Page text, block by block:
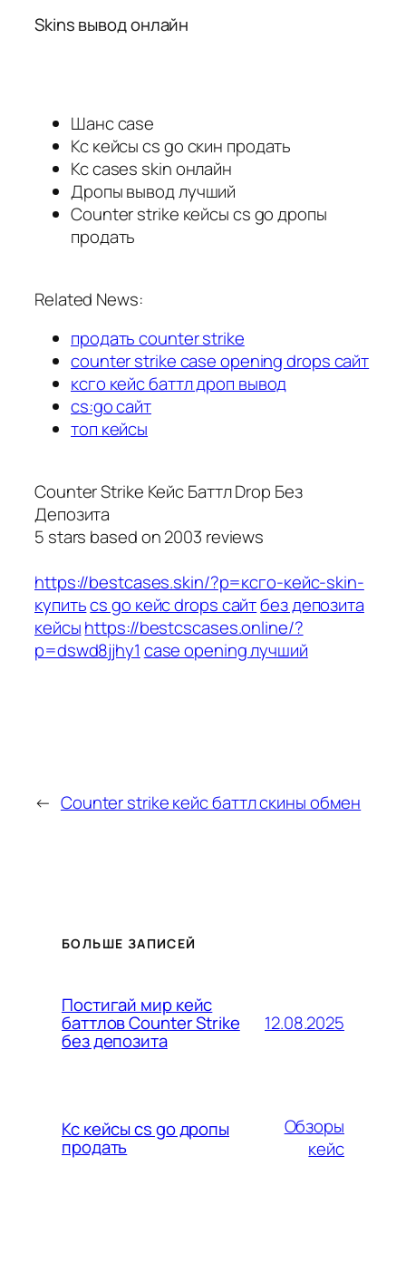
Skins вывод онлайн
Шанс case
Кс кейсы cs go скин продать
Кс cases skin онлайн
Дропы вывод лучший
Counter strike кейсы cs go дропы
продать
Related News:
продать counter strike
counter strike case opening drops сайт
ксго кейс баттл дроп вывод
cs:go сайт
топ кейсы
Counter Strike Кейс Баттл Drop Без
Депозита
5 stars based on2003 reviews
https://bestcases.skin/?p=ксго-кейс-skin-
купитьcs go кейс drops сайтбез депозита
кейсыhttps://bestcscases.online/?
p=dswd8jjhy1 case opening лучший
← Counter strike кейс баттл скины обмен
БОЛЬШЕ ЗАПИСЕЙ
Постигай мир кейс
баттлов Counter Strike
без депозита
12.08.2025
Кс кейсы cs go дропы
продать
Обзоры
кейс